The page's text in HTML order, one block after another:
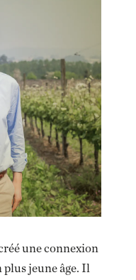
une connexion
plus jeune âge. Il